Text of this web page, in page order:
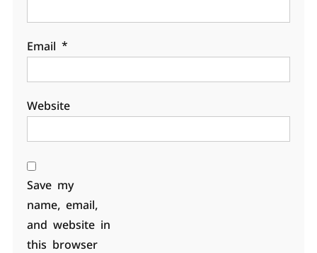
Email *
Website
Save my
name, email,
and website in
this browser